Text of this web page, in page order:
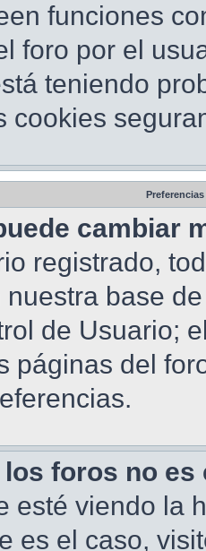
funciones
foro por el
teniendo
cookies
cambiar
registrado,
base
de Usuario;
páginas del
los foros no
esté viendo la
es el caso,